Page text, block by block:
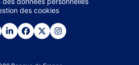
des cookies